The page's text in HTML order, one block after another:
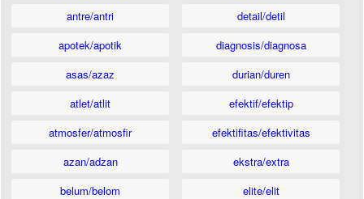
antre/antri
apotek/apotik
asas/azaz
atlet/atlit
atmosfer/atmosfir
azan/adzan
belum/belom
detail/detil
diagnosis/diagnosa
durian/duren
efektif/efektip
efektifitas/efektivitas
ekstra/extra
elite/elit